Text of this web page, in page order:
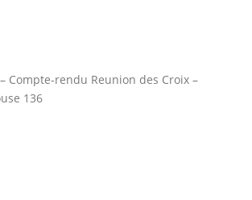
Compte-rendu Reunion des Croix –
136